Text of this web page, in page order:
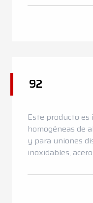
92
Este producto es
homogéneas de
y para uniones
inoxidables,